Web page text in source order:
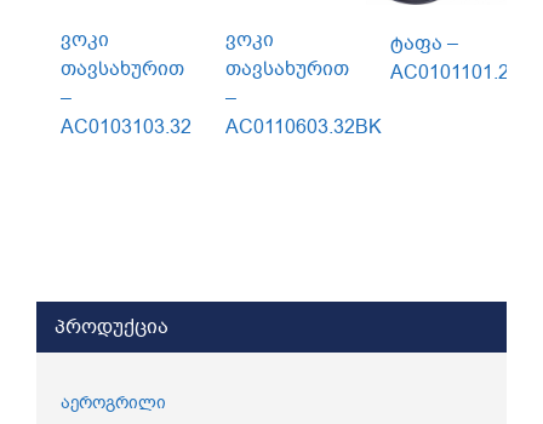
ვოკი
თავსახურით
–
AC0103103.32
ვოკი
თავსახურით
–
AC0110603.32BK
ტაფა –
პროდუქცია
აეროგრილი